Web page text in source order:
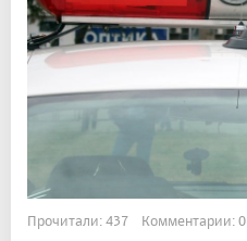
Прочитали: 437 Комментарии: 0